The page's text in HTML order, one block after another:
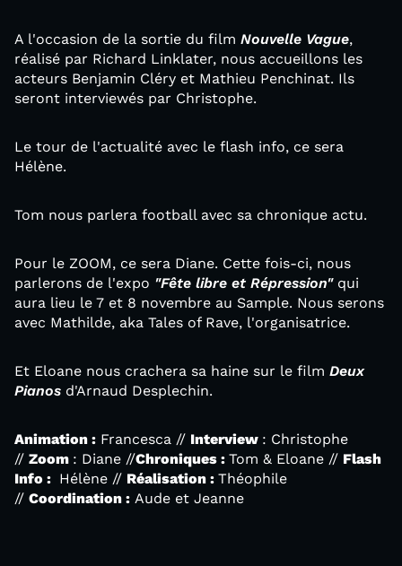
A l'occasion de la sortie du film Nouvelle Vague,
réalisé par Richard Linklater, nous accueillons les
acteurs Benjamin Cléry et Mathieu Penchinat. Ils
seront interviewés par Christophe.
Le tour de l'actualité avec le flash info, ce sera
Hélène.
Tom nous parlera football avec sa chronique actu.
Pour le ZOOM, ce sera Diane. Cette fois-ci, nous
parlerons de l'expo "Fête libre et Répression"qui
aura lieu le 7 et 8 novembre au Sample. Nous serons
avec Mathilde, aka Tales of Rave, l'organisatrice.
Et Eloane nous crachera sa haine sur le film Deux
Pianos d'Arnaud Desplechin.
Animation : Francesca // Interview : Christophe
// Zoom : Diane //Chroniques : Tom & Eloane // Flash
Info : Hélène // Réalisation : Théophile
// Coordination : Aude et Jeanne